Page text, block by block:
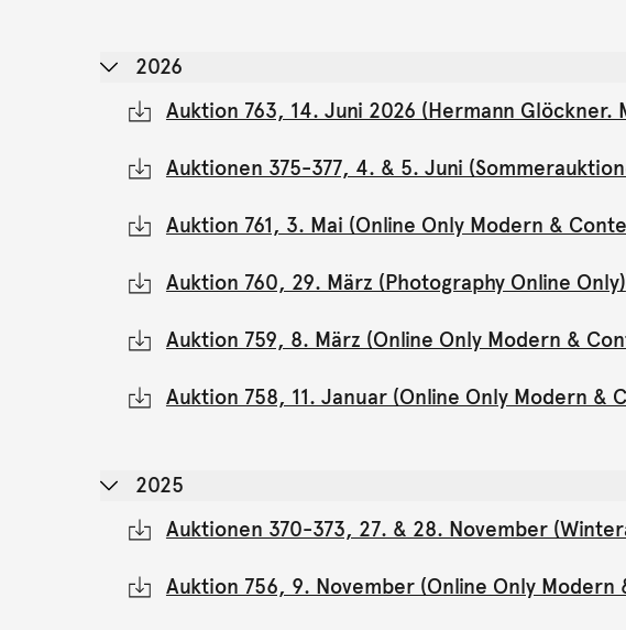
2026
Auktion 763, 14. Juni 2026 (Hermann Glöckner.
Auktionen 375-377, 4. & 5. Juni
Auktion 761, 3. Mai (Online Only Modern &
Auktion 760, 29. März (Photography Online Only)
Auktion 759, 8. März (Online Only Modern &
Auktion 758, 11. Januar (Online Only Modern &
2025
Auktionen 370-373, 27. & 28. November
Auktion 756, 9. November (Online Only